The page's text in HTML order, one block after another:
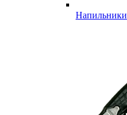
Напильники